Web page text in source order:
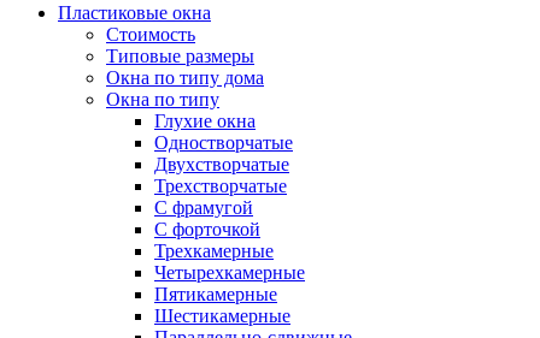
Пластиковые окна
Стоимость
Типовые размеры
Окна по типу дома
Окна по типу
Глухие окна
Одностворчатые
Двухстворчатые
Трехстворчатые
С фрамугой
С форточкой
Трехкамерные
Четырехкамерные
Пятикамерные
Шестикамерные